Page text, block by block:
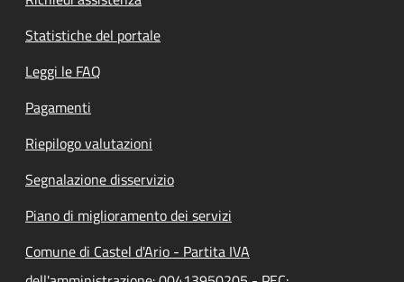
Statistiche del portale
Leggi le FAQ
Pagamenti
Riepilogo valutazioni
Segnalazione disservizio
Piano di miglioramento dei servizi
Comune di Castel d'Ario - Partita IVA